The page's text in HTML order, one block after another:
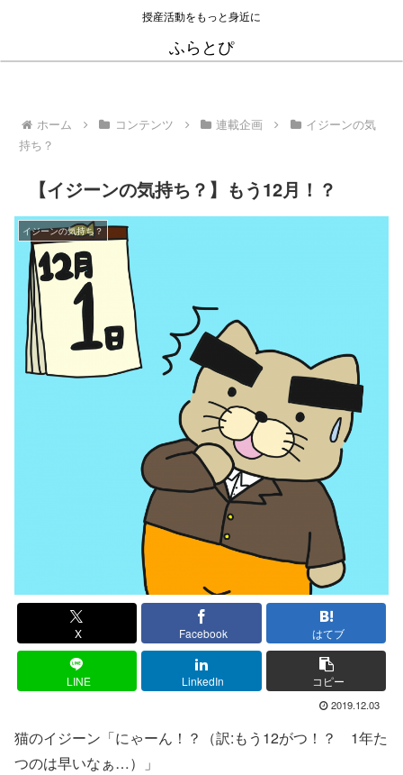
授産活動をもっと身近に
ふらとぴ
ホーム コンテンツ 連載企画
イジーンの気
持ち？
【イジーンの気持ち？】もう12月！？
イジーンの気持ち？
X Facebook はてブ
LINE LinkedIn コピー
2019.12.03
猫のイジーン「にゃーん！？（訳:もう12がつ！？ 1年た
つのは早いなぁ…）」